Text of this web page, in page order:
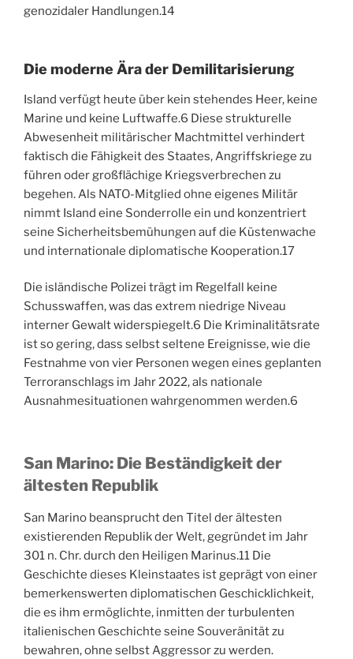
genozidaler Handlungen.14
Die moderne Ära der Demilitarisierung
Island verfügt heute über kein stehendes Heer, keine
Marine und keine Luftwaffe.6 Diese strukturelle
Abwesenheit militärischer Machtmittel verhindert
faktisch die Fähigkeit des Staates, Angriffskriege zu
führen oder großflächige Kriegsverbrechen zu
begehen. Als NATO-Mitglied ohne eigenes Militär
nimmt Island eine Sonderrolle ein und konzentriert
seine Sicherheitsbemühungen auf die Küstenwache
und internationale diplomatische Kooperation.17
Die isländische Polizei trägt im Regelfall keine
Schusswaffen, was das extrem niedrige Niveau
interner Gewalt widerspiegelt.6 Die Kriminalitätsrate
ist so gering, dass selbst seltene Ereignisse, wie die
Festnahme von vier Personen wegen eines geplanten
Terroranschlags im Jahr 2022, als nationale
Ausnahmesituationen wahrgenommen werden.6
San Marino: Die Beständigkeit der
ältesten Republik
San Marino beansprucht den Titel der ältesten
existierenden Republik der Welt, gegründet im Jahr
301 n. Chr. durch den Heiligen Marinus.11 Die
Geschichte dieses Kleinstaates ist geprägt von einer
bemerkenswerten diplomatischen Geschicklichkeit,
die es ihm ermöglichte, inmitten der turbulenten
italienischen Geschichte seine Souveränität zu
bewahren, ohne selbst Aggressor zu werden.